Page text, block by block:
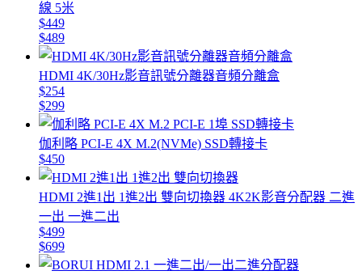
線 5米
$449
$489
HDMI 4K/30Hz影音訊號分離器音頻分離盒
$254
$299
伽利略 PCI-E 4X M.2(NVMe) SSD轉接卡
$450
HDMI 2進1出 1進2出 雙向切換器 4K2K影音分配器 二進
一出 一進二出
$499
$699